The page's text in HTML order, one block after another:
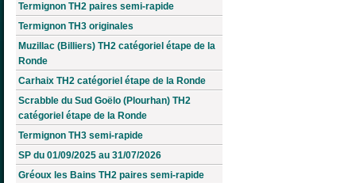
Termignon TH2 paires semi-rapide
Termignon TH3 originales
Muzillac (Billiers) TH2 catégoriel étape de la
Ronde
Carhaix TH2 catégoriel étape de la Ronde
Scrabble du Sud Goëlo (Plourhan) TH2
catégoriel étape de la Ronde
Termignon TH3 semi-rapide
SP du 01/09/2025 au 31/07/2026
Gréoux les Bains TH2 paires semi-rapide